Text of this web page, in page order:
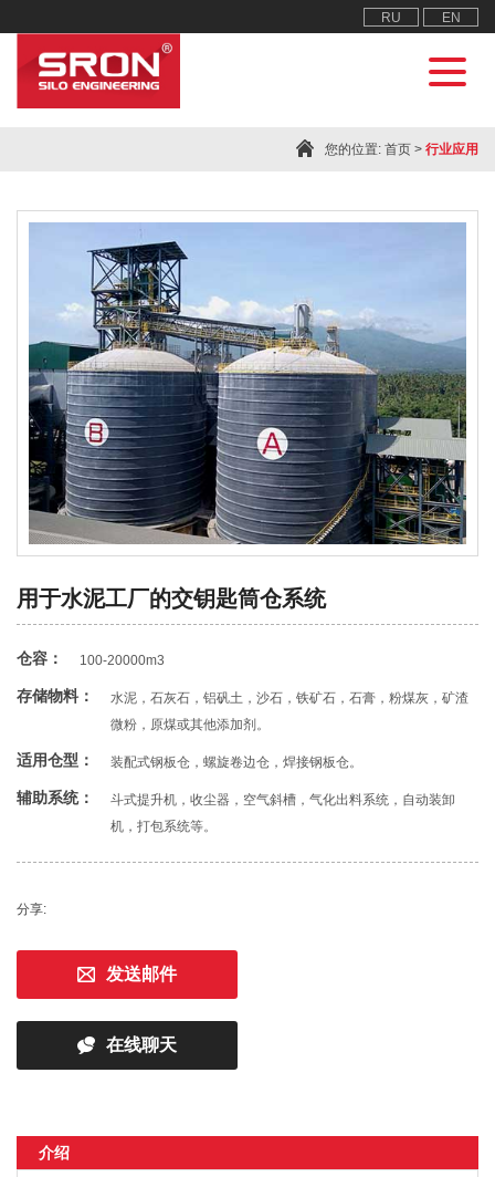
RU EN
您的位置: 首页 > 行业应用
用于水泥工厂的交钥匙筒仓系统
仓容： 100-20000m3
存储物料：
水泥，石灰石，铝矾土，沙石，铁矿石，石膏，粉煤灰，矿渣
微粉，原煤或其他添加剂。
适用仓型： 装配式钢板仓，螺旋卷边仓，焊接钢板仓。
辅助系统：
斗式提升机，收尘器，空气斜槽，气化出料系统，自动装卸
机，打包系统等。
分享:
发送邮件
在线聊天
介绍